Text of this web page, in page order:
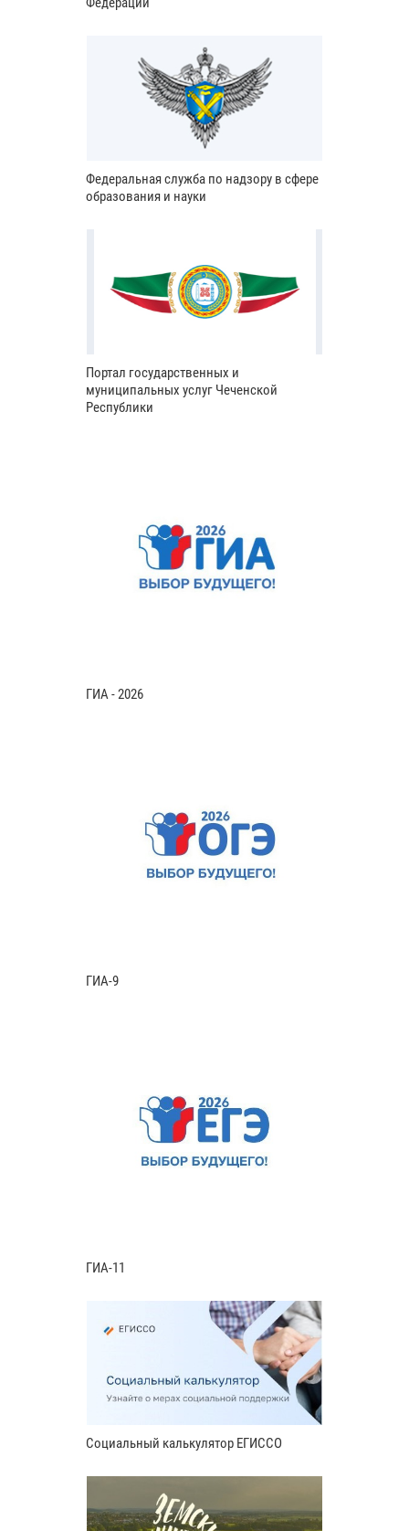
Федеральная служба по надзору в сфере
образования и науки
Портал государственных и
муниципальных услуг Чеченской
Республики
ГИА - 2026
ГИА-9
ГИА-11
Социальный калькулятор ЕГИССО